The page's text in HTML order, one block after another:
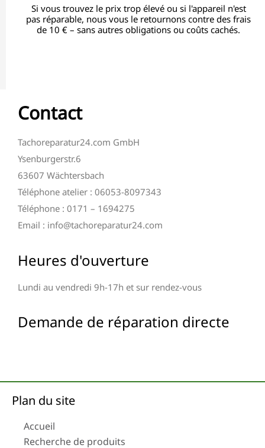
Si vous trouvez le prix trop élevé ou si l'appareil n'est
pas réparable, nous vous le retournons contre des frais
de 10 € – sans autres obligations ou coûts cachés.
Contact
Tachoreparatur24.com GmbH
Ysenburgerstr.6
63607 Wächtersbach
Téléphone atelier : 06053-8097343
Téléphone : 0171 – 1694275
Email : info@tachoreparatur24.com
Heures d'ouverture
Lundi au vendredi 9h-17h et sur rendez-vous
Demande de réparation directe
Plan du site
Accueil
Recherche de produits